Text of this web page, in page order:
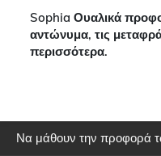
Sophia Ουαλικά
αντώνυμα, τις
περισσότερα.
Να μάθουν την προφορά